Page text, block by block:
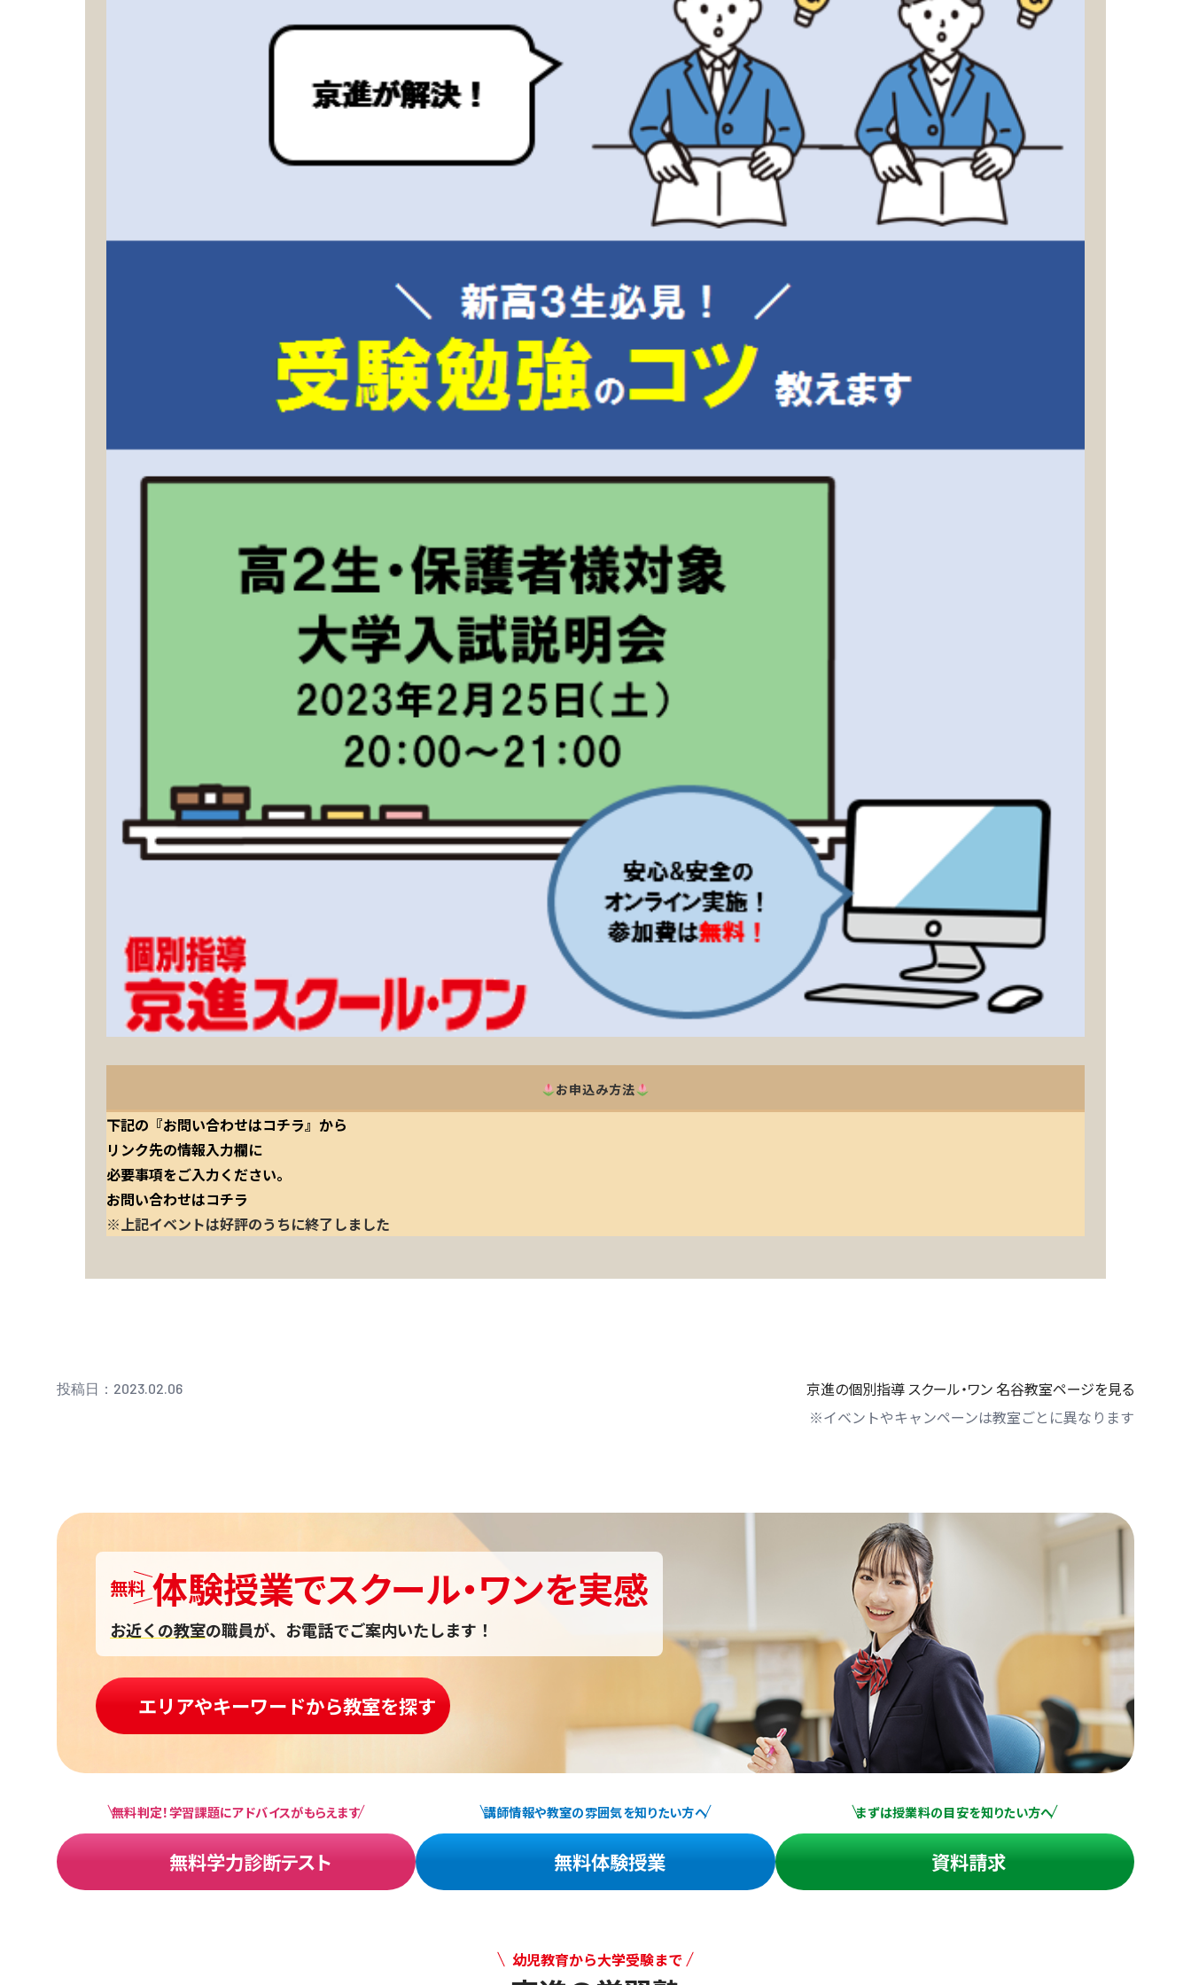
お申込み方法
下記の『お問い合わせはコチラ』から
リンク先の情報入力欄に
必要事項をご入力ください。
お問い合わせはコチラ
※上記イベントは好評のうちに終了しました
京進の個別指導 スクール・ワン 名谷教室ページを見る
※イベントやキャンペーンは教室ごとに異なります
投稿日：2023.02.06
無料 体験授業でスクール・ワンを実感
お近くの教室の職員が、お電話でご案内いたします！
エリアやキーワードから教室を探す
無料判定！学習課題にアドバイスがもらえます
無料学力診断テスト
講師情報や教室の雰囲気を知りたい方へ
無料体験授業
まずは授業料の目安を知りたい方へ
資料請求
幼児教育から大学受験まで